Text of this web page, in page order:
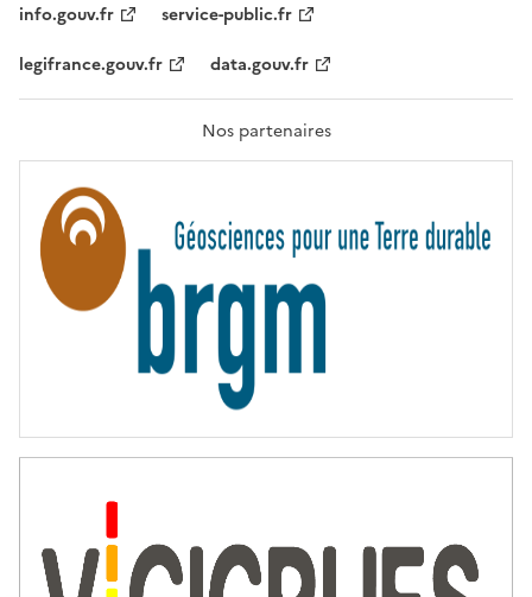
F
A
T
R
T
É
info.gouv.fr
service-public.fr
legifrance.gouv.fr
data.gouv.fr
Nos partenaires